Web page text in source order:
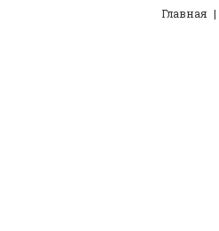
Главная |